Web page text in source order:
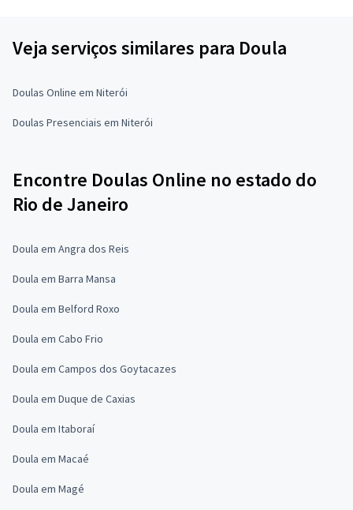
Veja serviços similares para Doula
Doulas Online em Niterói
Doulas Presenciais em Niterói
Encontre Doulas Online no estado do
Rio de Janeiro
Doula em Angra dos Reis
Doula em Barra Mansa
Doula em Belford Roxo
Doula em Cabo Frio
Doula em Campos dos Goytacazes
Doula em Duque de Caxias
Doula em Itaboraí
Doula em Macaé
Doula em Magé